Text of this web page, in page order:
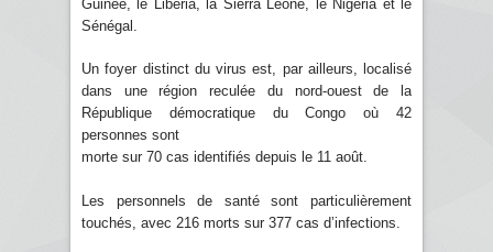
Guinée, le Liberia, la Sierra Leone, le Nigeria et le
Sénégal.
Un foyer distinct du virus est, par ailleurs, localisé
dans une région reculée du nord-ouest de la
République démocratique du Congo où 42
personnes sont
morte sur 70 cas identifiés depuis le 11 août.
Les personnels de santé sont particulièrement
touchés, avec 216 morts sur 377 cas d’infections.